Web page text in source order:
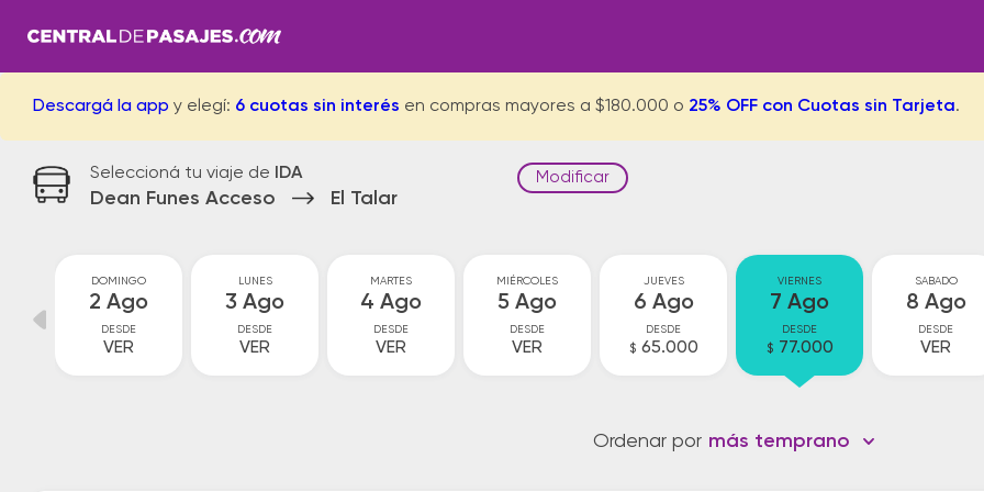
Descargá la app y elegí: 6 cuotas sin interés en compras mayores a $180.000 o 25% OFF con Cuotas sin Tarjeta.
Seleccioná tu viaje de IDA
Dean Funes Acceso El Talar
Modificar
DOMINGO
2 Ago
DESDE
VER
LUNES
3 Ago
DESDE
VER
MARTES
4 Ago
DESDE
VER
MIÉRCOLES
5 Ago
DESDE
VER
JUEVES
6 Ago
DESDE
$ 65.000
VIERNES
7 Ago
DESDE
$ 77.000
SABADO
8 Ago
DESDE
VER
Ordenar por más temprano